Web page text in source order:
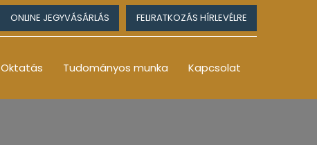
ONLINE JEGYVÁSÁRLÁS FELIRATKOZÁS HÍRLEVÉLRE
Oktatás Tudományos munka Kapcsolat